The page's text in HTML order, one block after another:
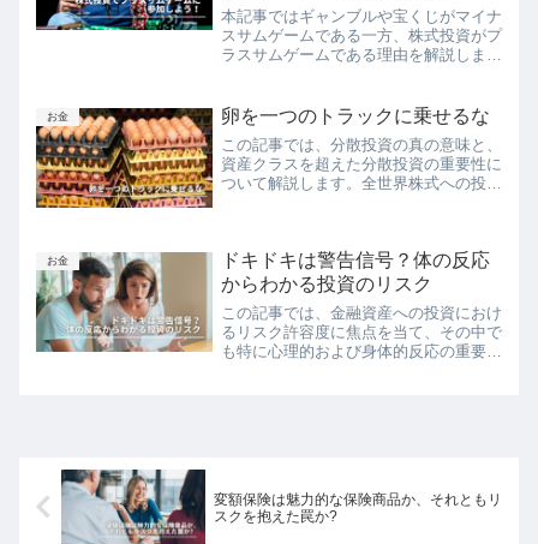
本記事ではギャンブルや宝くじがマイナ
スサムゲームである一方、株式投資がプ
ラスサムゲームである理由を解説しま
の賢い投資戦略についても詳しく説明し
ます。
お金 卵を一つのトラックに乗せるな
この記事では、分散投資の真の意味と、
資産クラスを超えた分散投資の重要性に
ついて解説します。全世界株式への投資
た、ノイズキャンセリングの例えを用い
て、異なる資産クラスがどのように互い
のリスクを打ち消すことができるのかを
分かりやすく説明します。
お金
ドキドキは警告信号？体の反応
からわかる投資のリスク
この記事では、金融資産への投資におけ
るリスク許容度に焦点を当て、その中で
も特に心理的および身体的反応の重要性
変額保険は魅力的な保険商品か、それともリ
スクを抱えた罠か?